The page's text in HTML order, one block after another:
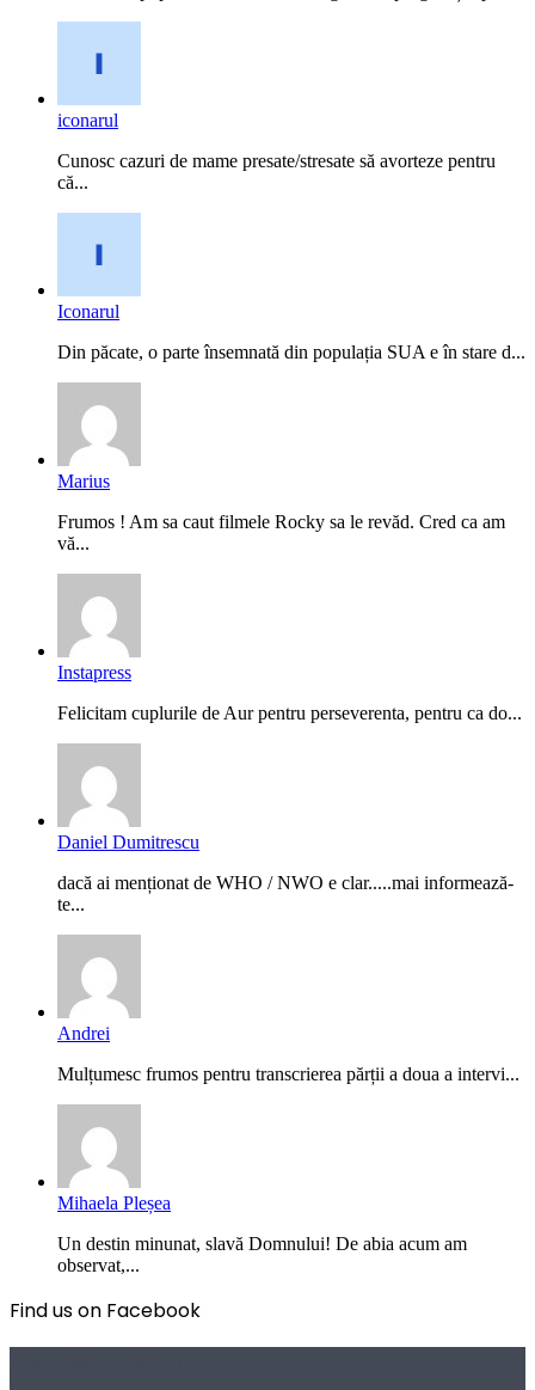
iconarul
Cunosc cazuri de mame presate/stresate să avorteze pentru
că...
Iconarul
Din păcate, o parte însemnată din populația SUA e în stare d...
Marius
Frumos ! Am sa caut filmele Rocky sa le revăd. Cred ca am
vă...
Instapress
Felicitam cuplurile de Aur pentru perseverenta, pentru ca do...
Daniel Dumitrescu
dacă ai menționat de WHO / NWO e clar.....mai informează-
te...
Andrei
Mulțumesc frumos pentru transcrierea părții a doua a intervi...
Mihaela Pleșea
Un destin minunat, slavă Domnului! De abia acum am
observat,...
Find us on Facebook